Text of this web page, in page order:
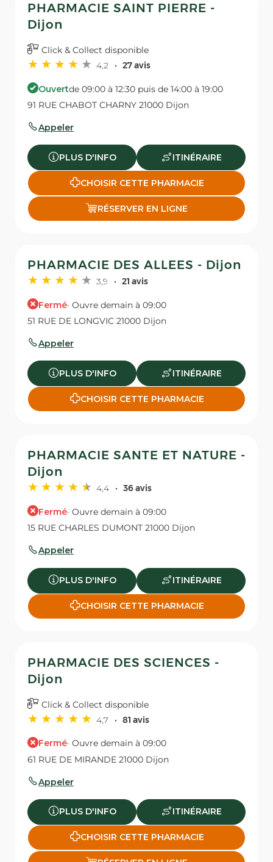
PHARMACIE SAINT PIERRE -
Dijon
Click & Collect disponible
4,2
27 avis
Ouvertde 09:00 à 12:30 puis de 14:00 à 19:00
91 RUE CHABOT CHARNY 21000 Dijon
Appeler
PLUS D'INFO ITINÉRAIRE
CHOISIR CETTE PHARMACIE
RÉSERVER EN LIGNE
PHARMACIE DES ALLEES - Dijon
3,9 21 avis
Fermé· Ouvre demain à 09:00
51 RUE DE LONGVIC 21000 Dijon
Appeler
PLUS D'INFO ITINÉRAIRE
CHOISIR CETTE PHARMACIE
PHARMACIE SANTE ET NATURE -
Dijon
4,4 36 avis
Fermé· Ouvre demain à 09:00
15 RUE CHARLES DUMONT 21000 Dijon
Appeler
PLUS D'INFO ITINÉRAIRE
CHOISIR CETTE PHARMACIE
PHARMACIE DES SCIENCES -
Dijon
Click & Collect disponible
4,7
81 avis
Fermé· Ouvre demain à 09:00
61 RUE DE MIRANDE 21000 Dijon
Appeler
PLUS D'INFO ITINÉRAIRE
CHOISIR CETTE PHARMACIE